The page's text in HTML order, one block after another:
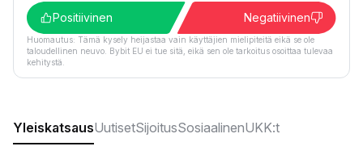
Positiivinen
Negatiivinen
Huomautus: Tämä kysely heijastaa vain käyttäjien mielipiteitä eikä se ole
taloudellinen neuvo. Bybit EU ei tue sitä, eikä sen ole tarkoitus osoittaa tulevaa
kehitystä.
YleiskatsausUutisetSijoitusSosiaalinenUKK:t